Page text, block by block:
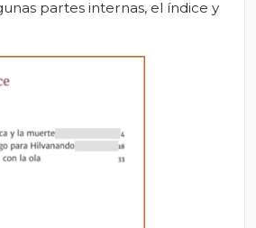
partes internas, el índice y